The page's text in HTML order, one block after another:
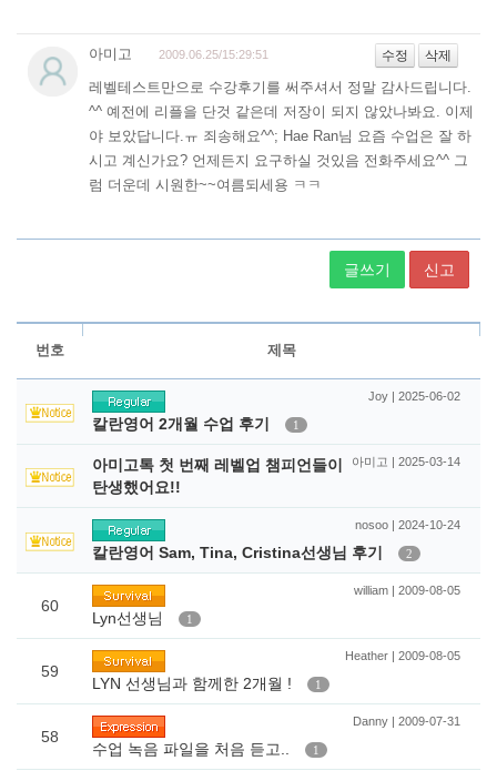
글쓰기 신고